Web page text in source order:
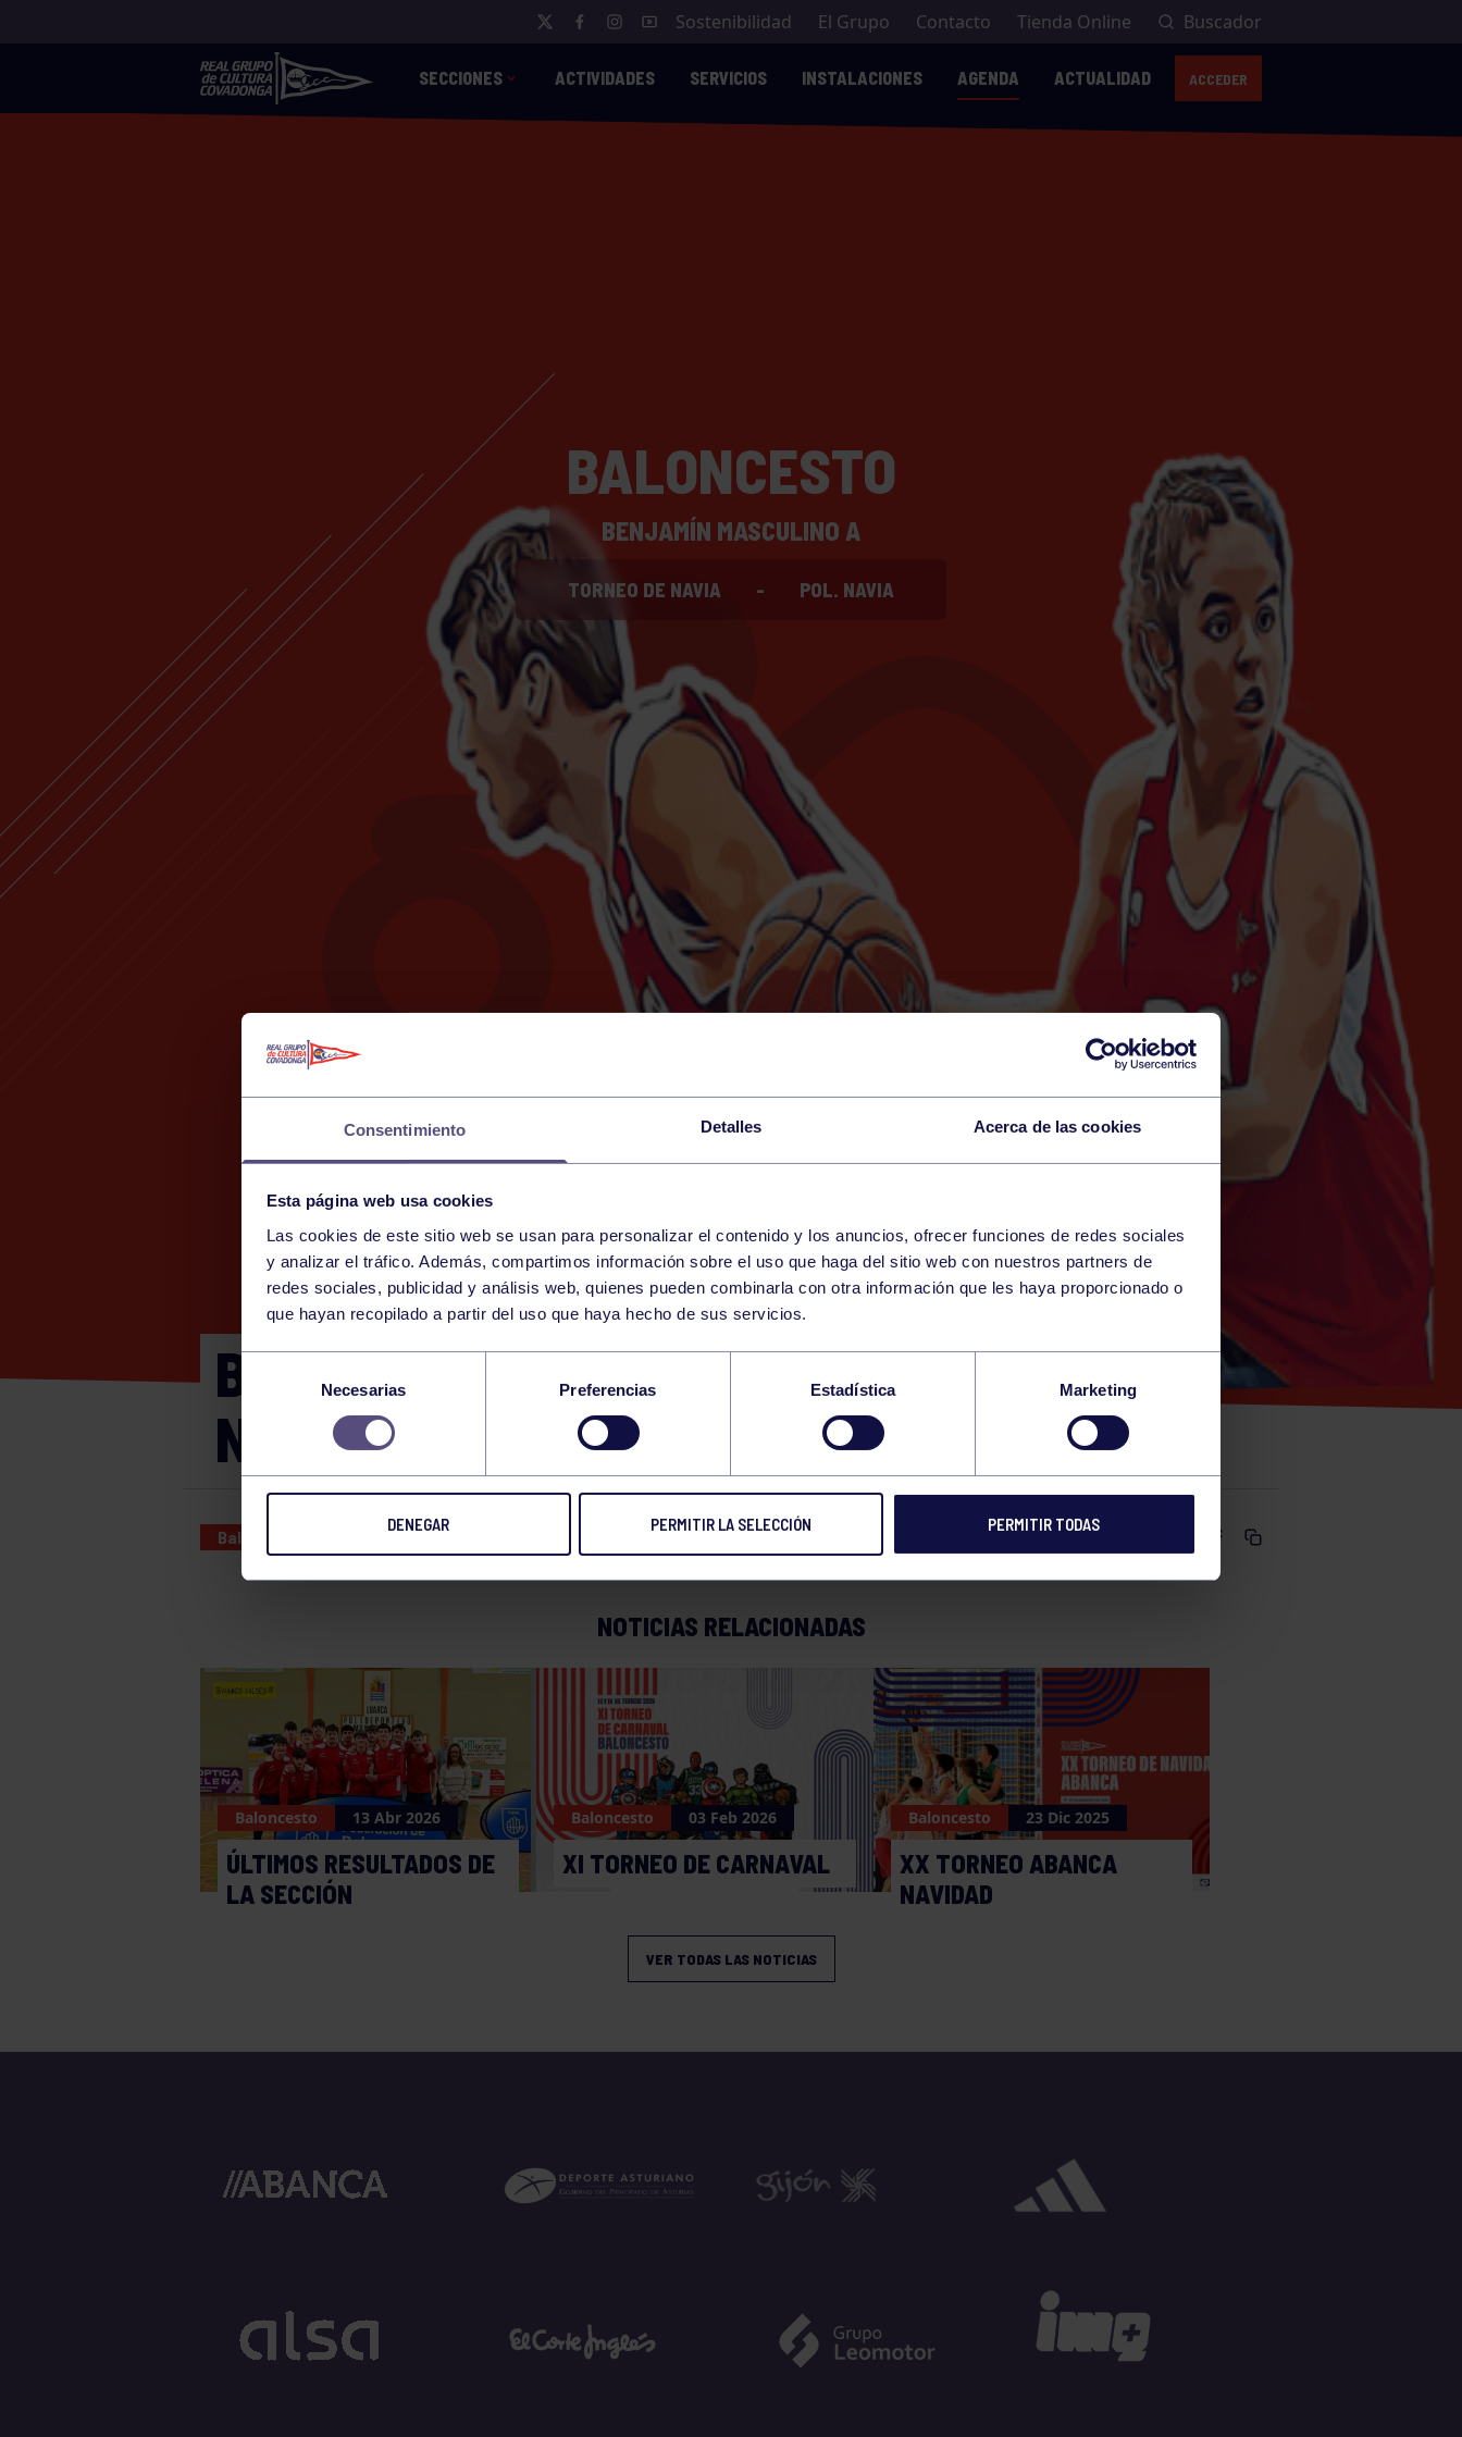
Consentimiento Detalles Acerca de las cookies
Esta página web usa cookies
Las cookies de este sitio web se usan para personalizar el contenido y los anuncios, ofrecer funciones de redes sociales
y analizar el tráfico. Además, compartimos información sobre el uso que haga del sitio web con nuestros partners de
redes sociales, publicidad y análisis web, quienes pueden combinarla con otra información que les haya proporcionado o
que hayan recopilado a partir del uso que haya hecho de sus servicios.
consentimiento
Necesarias Preferencias Estadística Marketing
DENEGAR PERMITIR LA SELECCIÓN PERMITIR TODAS
Sostenibilidad El Grupo Contacto Tienda Online Buscador
SECCIONES ACTIVIDADES SERVICIOS INSTALACIONES AGENDA ACTUALIDAD ACCEDER
BALONCESTO
BENJAMÍN MASCULINO A
TORNEO DE NAVIA - POL. NAVIA
13 SATURDAY
JUNE
09:00 h NAVIA (NAVIA)
BENJAMÍN MASCULINO A: TORNEO DE
NAVIA – POL. NAVIA
Baloncesto 13 JUN 2026 Comparte
NOTICIAS RELACIONADAS
Baloncesto 13 Abr 2026
ÚLTIMOS RESULTADOS DE
LA SECCIÓN
Baloncesto 03 Feb 2026
XI TORNEO DE CARNAVAL
Baloncesto 23 Dic 2025
XX TORNEO ABANCA
NAVIDAD
VER TODAS LAS NOTICIAS